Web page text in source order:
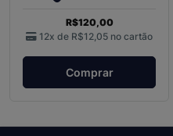
R$120,00
12x de R$12,05 no cartão
Comprar